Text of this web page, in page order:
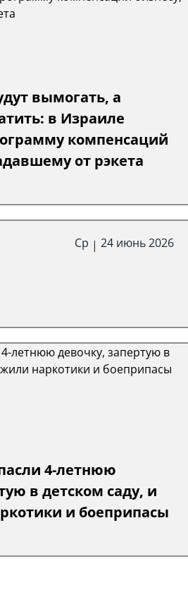
вымогать, а
в Израиле
компенсаций
от рэкета
Ср | 24 июнь 2026
4-летнюю
в детском саду, и
и боеприпасы